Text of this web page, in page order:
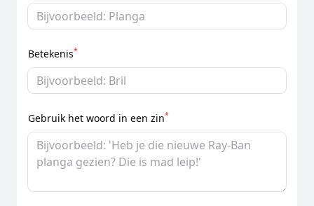
Betekenis*
Gebruik het woord in een zin*